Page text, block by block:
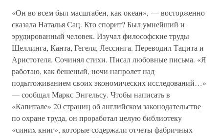
«Он во всем был масштабен, как океан», — восторженно
сказала Наталья Сац. Кто спорит? Был умнейший и
эрудированный человек. Изучал философские труды
Шеллинга, Канта, Гегеля, Лессинга. Переводил Тацита и
Аристотеля. Сочинял стихи. Писал любовные письма. «Я
работаю, как бешеный, ночи напролет над
подытоживанием своих экономических исследований…»
— сообщал Маркс Энгельсу. Чтобы написать в
«Капитале» 20 страниц об английском законодательстве
по охране труда, он проработал целую библиотеку
«синих книг», которые содержали отчеты фабричных